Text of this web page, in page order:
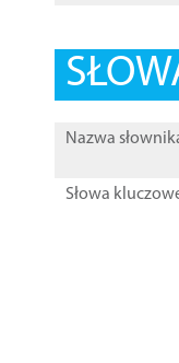
Nazwa
Słowa